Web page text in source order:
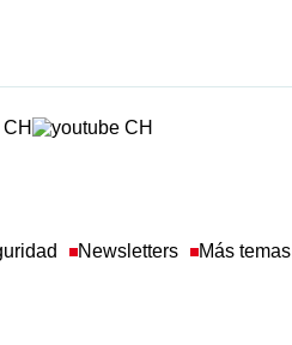
Newsletters Más temas